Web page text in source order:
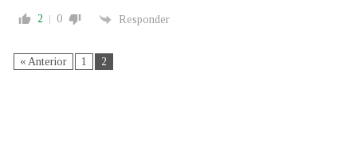
2 0 Responder
« Anterior 1 2